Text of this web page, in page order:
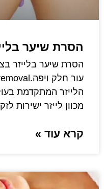
הסרת שיער
הסרת שיער בלייזר
הלייזר המתקדמת
מכוון לייזר ישירות
קרא עוד »